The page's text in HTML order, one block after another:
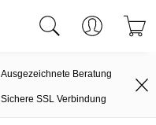
Ausgezeichnete Beratung
Sichere SSL Verbindung